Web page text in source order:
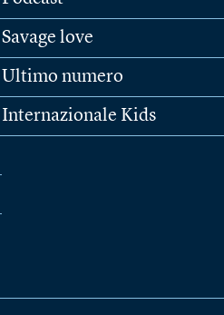
Savage love
Ultimo numero
Internazionale Kids